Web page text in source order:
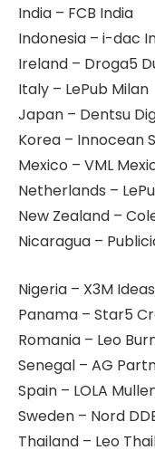
India – FCB India
Indonesia – i-dac
Ireland – Droga5
Italy – LePub Milan
Japan – Dentsu
Korea – Innocean
Mexico – VML
Netherlands –
New Zealand –
Nicaragua –
Nigeria – X3M Ideas
Panama – Star5
Romania – Leo
Senegal – AG
Spain – LOLA
Sweden – Nord
Thailand – Leo